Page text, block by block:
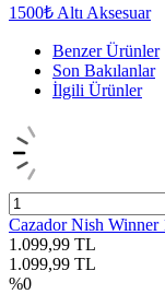
1500₺ Altı Aksesuar
Benzer Ürünler
Son Bakılanlar
İlgili Ürünler
Cazador Nish
1.099,99 TL
1.099,99 TL
%0